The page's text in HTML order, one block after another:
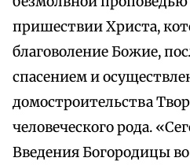
пришествии Христа,
благоволение Божие,
спасением и
домостроительства
человеческого рода.
Введения Богородицы